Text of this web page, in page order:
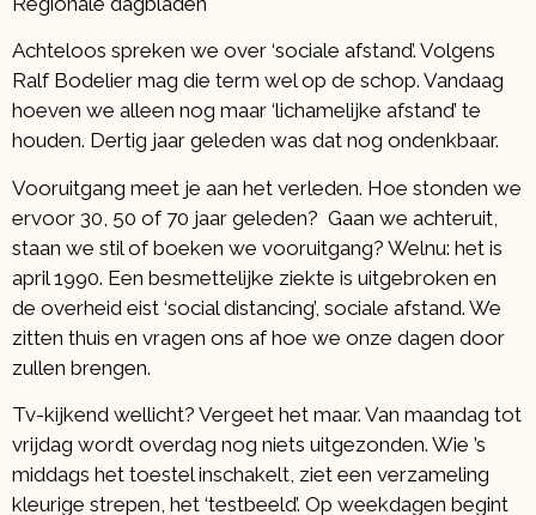
Achteloos spreken we over ‘sociale afstand’. Volgens
Ralf Bodelier mag die term wel op de schop. Vandaag
hoeven we alleen nog maar ‘lichamelijke afstand’ te
houden. Dertig jaar geleden was dat nog ondenkbaar.
Vooruitgang meet je aan het verleden. Hoe stonden we
ervoor 30, 50 of 70 jaar geleden? Gaan we achteruit,
staan we stil of boeken we vooruitgang? Welnu: het is
april 1990. Een besmettelijke ziekte is uitgebroken en
de overheid eist ‘social distancing’, sociale afstand. We
zitten thuis en vragen ons af hoe we onze dagen door
zullen brengen.
Tv-kijkend wellicht? Vergeet het maar. Van maandag tot
vrijdag wordt overdag nog niets uitgezonden. Wie ’s
middags het toestel inschakelt, ziet een verzameling
kleurige strepen, het ‘testbeeld’. Op weekdagen begint